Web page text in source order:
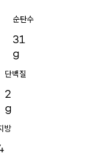
순탄수
31
g
단백질
2
g
방